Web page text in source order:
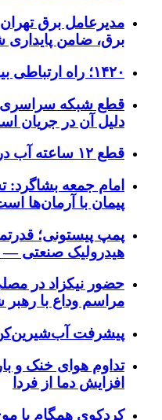
برق، ضامن
۱۴۲۰؛ راه ارتباطی بیمه شدگان تأمین‌اجتماعی
قطع شبکه سراسری
دلیل آن در جریان
قطع ۱۲ ساعته آب در ۲ محله بندرعباس
امام جمعه بشاگرد:
پیمان با آرمان‌ها
پمپ پیستونی؛
هیدرولیک صنعتی —
حضور نیکزاد در
مراسم وداع با رهبر
پیشرفت آب‌شیرین‌کن
تداوم هوای خنک و
افزایش دما از فردا
کردکوی همگام با